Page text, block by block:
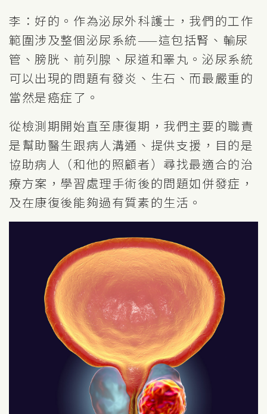
李：好的。作為泌尿外科護士，我們的工作
範圍涉及整個泌尿系統——這包括腎、輸尿
管、膀胱、前列腺、尿道和睪丸。泌尿系統
可以出現的問題有發炎、生石、而最嚴重的
當然是癌症了。
從檢測期開始直至康復期，我們主要的職責
是幫助醫生跟病人溝通、提供支援，目的是
協助病人（和他的照顧者）尋找最適合的治
療方案，學習處理手術後的問題如併發症，
及在康復後能夠過有質素的生活。